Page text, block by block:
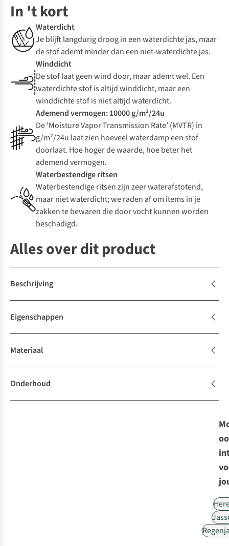
In 't kort
Waterdicht
Je blijft langdurig droog in een waterdichte jas, maar
de stof ademt minder dan een niet-waterdichte jas.
Winddicht
De stof laat geen wind door, maar ademt wel. Een
waterdichte stof is altijd winddicht, maar een
winddichte stof is niet altijd waterdicht.
Ademend vermogen: 10000 g/m²/24u
De ‘Moisture Vapor Transmission Rate’ (MVTR) in
g/m²/24u laat zien hoeveel waterdamp een stof
doorlaat. Hoe hoger de waarde, hoe beter het
ademend vermogen.
Waterbestendige ritsen
Waterbestendige ritsen zijn zeer waterafstotend,
maar niet waterdicht; we raden af om items in je
zakken te bewaren die door vocht kunnen worden
beschadigd.
Alles over dit product
Beschrijving
Eigenschappen
Materiaal
Onderhoud